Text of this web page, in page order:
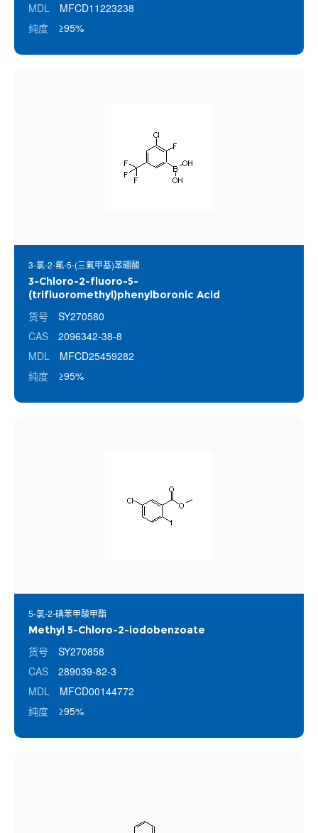
MDL
MFCD11223238
纯度
≥95%
3-氯-2-氟-5-(三氟甲基)苯硼酸
3-Chloro-2-fluoro-5-
(trifluoromethyl)phenylboronic Acid
货号
SY270580
CAS
2096342-38-8
MDL
MFCD25459282
纯度
≥95%
5-氯-2-碘苯甲酸甲酯
Methyl 5-Chloro-2-iodobenzoate
货号
SY270858
CAS
289039-82-3
MDL
MFCD00144772
纯度
≥95%